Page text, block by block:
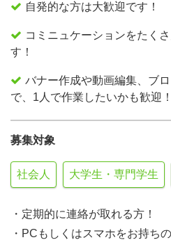
自発的な方は大歓迎です！
コミニュケーションをたく
す！
バナー作成や動画編集、ブ
で、1人で作業したいかも歓迎！
募集対象
社会人 大学生・専門学生
・定期的に連絡が取れる方！
・PCもしくはスマホをお持ち